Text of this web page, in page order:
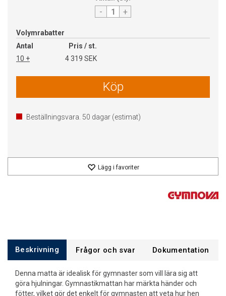
- +
Volymrabatter
Antal
Pris / st.
10 +
4 319 SEK
Köp
Beställningsvara. 50 dagar (estimat)
Lägg i favoriter
Beskrivning Frågor och svar Dokumentation
Denna matta är idealisk för gymnaster som vill lära sig att
göra hjulningar. Gymnastikmattan har märkta händer och
fötter, vilket gör det enkelt för gymnasten att veta hur hen